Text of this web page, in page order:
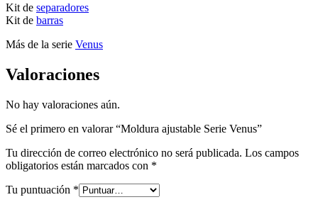
Kit de separadores
Kit de barras
Más de la serie Venus
Valoraciones
No hay valoraciones aún.
Sé el primero en valorar “Moldura ajustable Serie Venus”
Tu dirección de correo electrónico no será publicada. Los campos
obligatorios están marcados con *
Tu puntuación *